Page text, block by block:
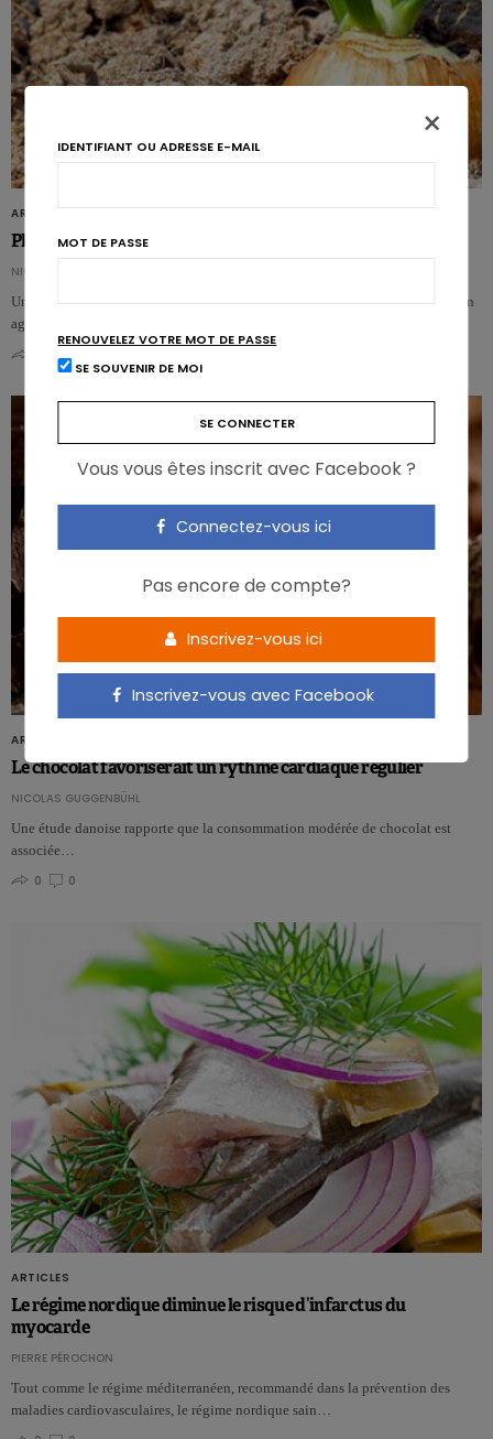
ARTICLES
Plus d’antioxydants avec le bio
NICOLAS GUGGENBÜHL
Une étude de plusieurs années montre, avec des oignons, que la production en
agriculture bio élève…
1
ARTICLES
Le chocolat favoriserait un rythme cardiaque régulier
NICOLAS GUGGENBÜHL
Une étude danoise rapporte que la consommation modérée de chocolat est
associée…
0
0
ARTICLES
Le régime nordique diminue le risque d’infarctus du
myocarde
PIERRE PÉROCHON
Tout comme le régime méditerranéen, recommandé dans la prévention des
maladies cardiovasculaires, le régime nordique sain…
×
IDENTIFIANT OU ADRESSE E-MAIL
MOT DE PASSE
RENOUVELEZ VOTRE MOT DE PASSE
SE SOUVENIR DE MOI
Vous vous êtes inscrit avec Facebook ?
Connectez-vous ici
Pas encore de compte?
Inscrivez-vous ici
Inscrivez-vous avec Facebook